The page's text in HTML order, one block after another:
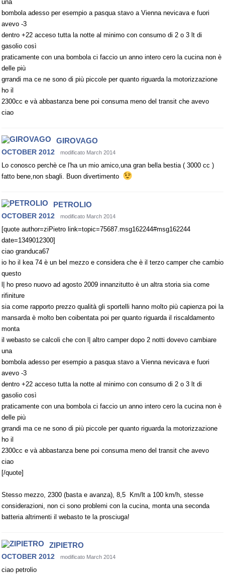
una
bombola adesso per esempio a pasqua stavo a Vienna nevicava e fuori
avevo -3
dentro +22 acceso tutta la notte al minimo con consumo di 2 o 3 lt di
gasolio così
praticamente con una bombola ci faccio un anno intero cero la cucina non è
delle più
grrandi ma ce ne sono di più piccole per quanto riguarda la motorizzazione
ho il
2300cc e và abbastanza bene poi consuma meno del transit che avevo
ciao
GIROVAGO
OCTOBER 2012 modificato March 2014
Lo conosco perchè ce l'ha un mio amico,una gran bella bestia ( 3000 cc )
fatto bene,non sbagli. Buon divertimento
PETROLIO
OCTOBER 2012 modificato March 2014
[quote author=ziPietro link=topic=75687.msg162244#msg162244
date=1349012300]
ciao granduca67
io ho il kea 74 è un bel mezzo e considera che è il terzo camper che cambio
questo
l| ho preso nuovo ad agosto 2009 innanzitutto è un altra storia sia come
rifiniture
sia come rapporto prezzo qualità gli sportelli hanno molto più capienza poi la
mansarda è molto ben coibentata poi per quanto riguarda il riscaldamento
monta
il webasto se calcoli che con l| altro camper dopo 2 notti dovevo cambiare
una
bombola adesso per esempio a pasqua stavo a Vienna nevicava e fuori
avevo -3
dentro +22 acceso tutta la notte al minimo con consumo di 2 o 3 lt di
gasolio così
praticamente con una bombola ci faccio un anno intero cero la cucina non è
delle più
grrandi ma ce ne sono di più piccole per quanto riguarda la motorizzazione
ho il
2300cc e và abbastanza bene poi consuma meno del transit che avevo
ciao
[/quote]
Stesso mezzo, 2300 (basta e avanza), 8,5 Km/lt a 100 km/h, stesse
considerazioni, non ci sono problemi con la cucina, monta una seconda
batteria altrimenti il webasto te la prosciuga!
ZIPIETRO
OCTOBER 2012 modificato March 2014
ciao petrolio